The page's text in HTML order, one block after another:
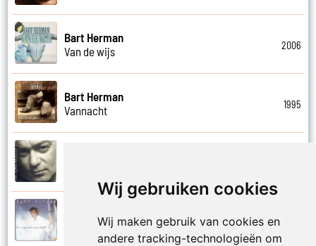
Wij gebruiken cookies
Wij maken gebruik van cookies en
andere tracking-technologieën om
Bart Herman
Van de wijs
2006
Bart Herman
Vannacht
1995
Bart Herman
Vertrouwelijk